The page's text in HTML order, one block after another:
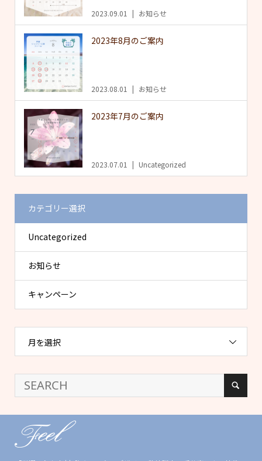
2023.09.01 お知らせ
2023年8月のご案内
2023.08.01 お知らせ
2023年7月のご案内
2023.07.01 Uncategorized
カテゴリー選択
Uncategorized
お知らせ
キャンペーン
月を選択